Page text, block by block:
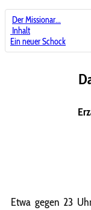
Der Missionar...
Inhalt
Ein neuer Schock
Etwa gegen 23